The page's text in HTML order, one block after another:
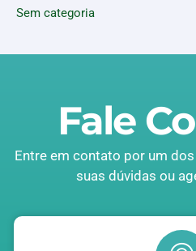
Sem categoria
Fale
Entre em contato por um
suas dúvidas ou